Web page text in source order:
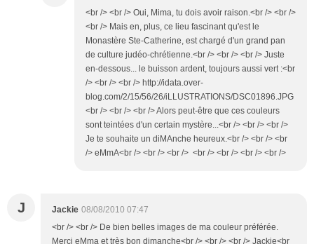
<br /> <br /> Oui, Mima, tu dois avoir raison.<br /> <br />
<br /> Mais en, plus, ce lieu fascinant qu'est le
Monastère Ste-Catherine, est chargé d'un grand pan
de culture judéo-chrétienne.<br /> <br /> <br /> Juste
en-dessous... le buisson ardent, toujours aussi vert :<br
/> <br /> <br /> http://idata.over-
blog.com/2/15/56/26/iLLUSTRATIONS/DSC01896.JPG
<br /> <br /> <br /> Alors peut-être que ces couleurs
sont teintées d'un certain mystère...<br /> <br /> <br />
Je te souhaite un diMAnche heureux.<br /> <br /> <br
/> eMmA<br /> <br /> <br /> <br /> <br /> <br /> <br />
J Jackie 08/08/2010 07:47
<br /> <br /> De bien belles images de ma couleur préférée.
Merci eMma et très bon dimanche<br /> <br /> <br /> Jackie<br